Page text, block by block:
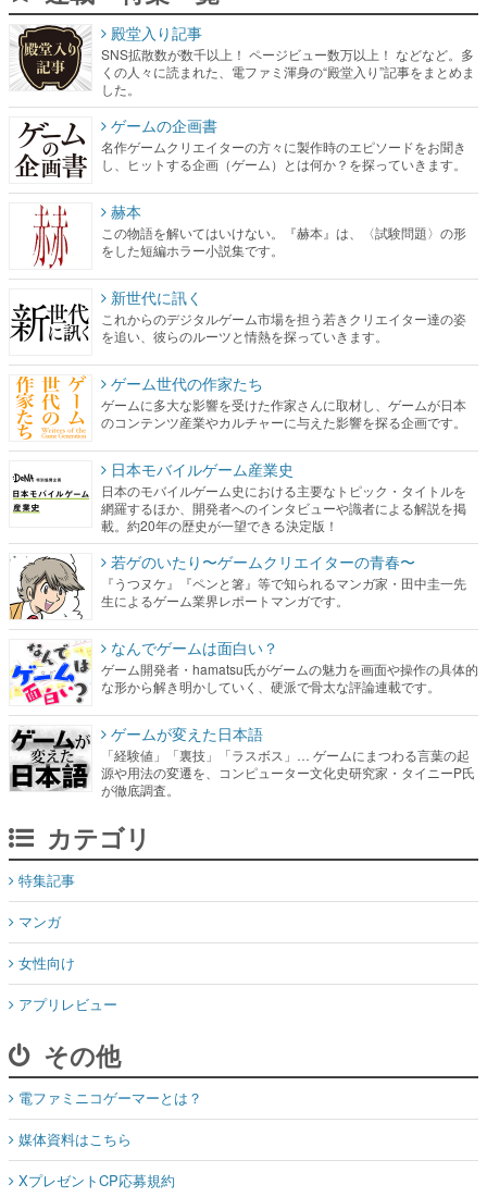
殿堂入り記事
SNS拡散数が数千以上！ ページビュー数万以上！ などなど。多
くの人々に読まれた、電ファミ渾身の“殿堂入り”記事をまとめま
した。
ゲームの企画書
名作ゲームクリエイターの方々に製作時のエピソードをお聞き
し、ヒットする企画（ゲーム）とは何か？を探っていきます。
赫本
この物語を解いてはいけない。『赫本』は、〈試験問題〉の形
をした短編ホラー小説集です。
新世代に訊く
これからのデジタルゲーム市場を担う若きクリエイター達の姿
を追い、彼らのルーツと情熱を探っていきます。
ゲーム世代の作家たち
ゲームに多大な影響を受けた作家さんに取材し、ゲームが日本
のコンテンツ産業やカルチャーに与えた影響を探る企画です。
日本モバイルゲーム産業史
日本のモバイルゲーム史における主要なトピック・タイトルを
網羅するほか、開発者へのインタビューや識者による解説を掲
載。約20年の歴史が一望できる決定版！
若ゲのいたり〜ゲームクリエイターの青春〜
『うつヌケ』『ペンと箸』等で知られるマンガ家・田中圭一先
生によるゲーム業界レポートマンガです。
なんでゲームは面白い？
ゲーム開発者・hamatsu氏がゲームの魅力を画面や操作の具体的
な形から解き明かしていく、硬派で骨太な評論連載です。
ゲームが変えた日本語
「経験値」「裏技」「ラスボス」… ゲームにまつわる言葉の起
源や用法の変遷を、コンピューター文化史研究家・タイニーP氏
が徹底調査。
カテゴリ
特集記事
マンガ
女性向け
アプリレビュー
その他
電ファミニコゲーマーとは？
媒体資料はこちら
XプレゼントCP応募規約